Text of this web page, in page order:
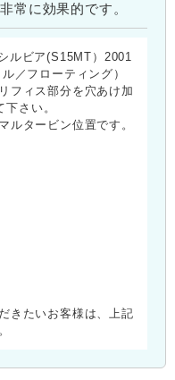
常に効果的です。
ルビア(S15MT）2001
／フローティング）
フィス部分を穴あけ加
さい。
ルタービン位置です。
きたいお客様は、上記